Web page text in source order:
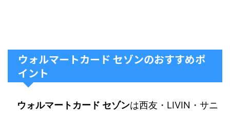
ウォルマートカード セゾンのおすすめポ
イント
ウォルマートカード セゾンは西友・LIVIN・サニ